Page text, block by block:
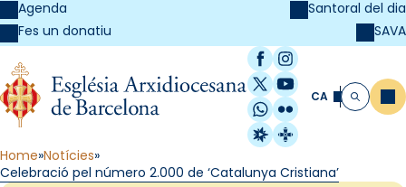
Agenda
Fes un donatiu
Santoral del dia
SAVA
Facebook
Instagram
X / Twitter
YouTube
WhatsApp
Flickr
Radio Estel
Catalunya
CA Cerca
Home Notícies
Celebració pel número 2.000 de ‘Catalunya Cristiana’